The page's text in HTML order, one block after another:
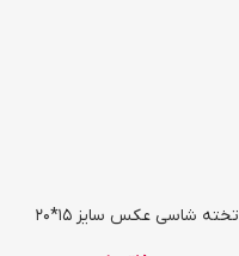
تخته شاسی عکس سایز 15*20